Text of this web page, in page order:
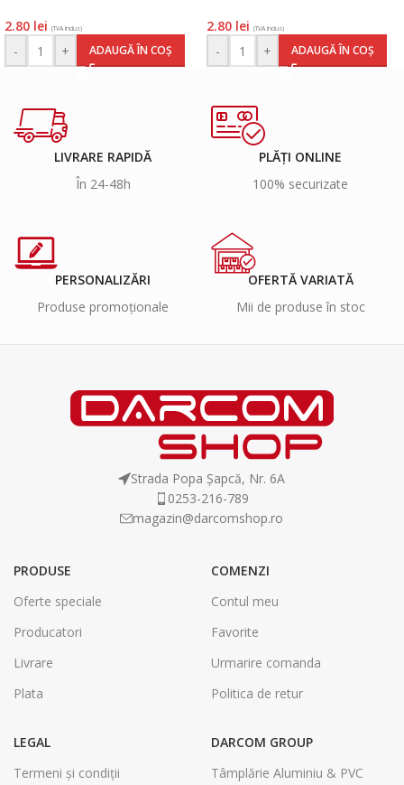
2.80 lei (TVA inclus)
- + ADAUGĂ ÎN COȘ
2.80 lei (TVA inclus)
- + ADAUGĂ ÎN COȘ
LIVRARE RAPIDĂ
În 24-48h
PLĂȚI ONLINE
100% securizate
PERSONALIZĂRI
Produse promoționale
OFERTĂ VARIATĂ
Mii de produse în stoc
Strada Popa Șapcă, Nr. 6A
0253-216-789
magazin@darcomshop.ro
PRODUSE
Oferte speciale
Producatori
Livrare
Plata
COMENZI
Contul meu
Favorite
Urmarire comanda
Politica de retur
LEGAL
Termeni și condiții
DARCOM GROUP
Tâmplărie Aluminiu & PVC